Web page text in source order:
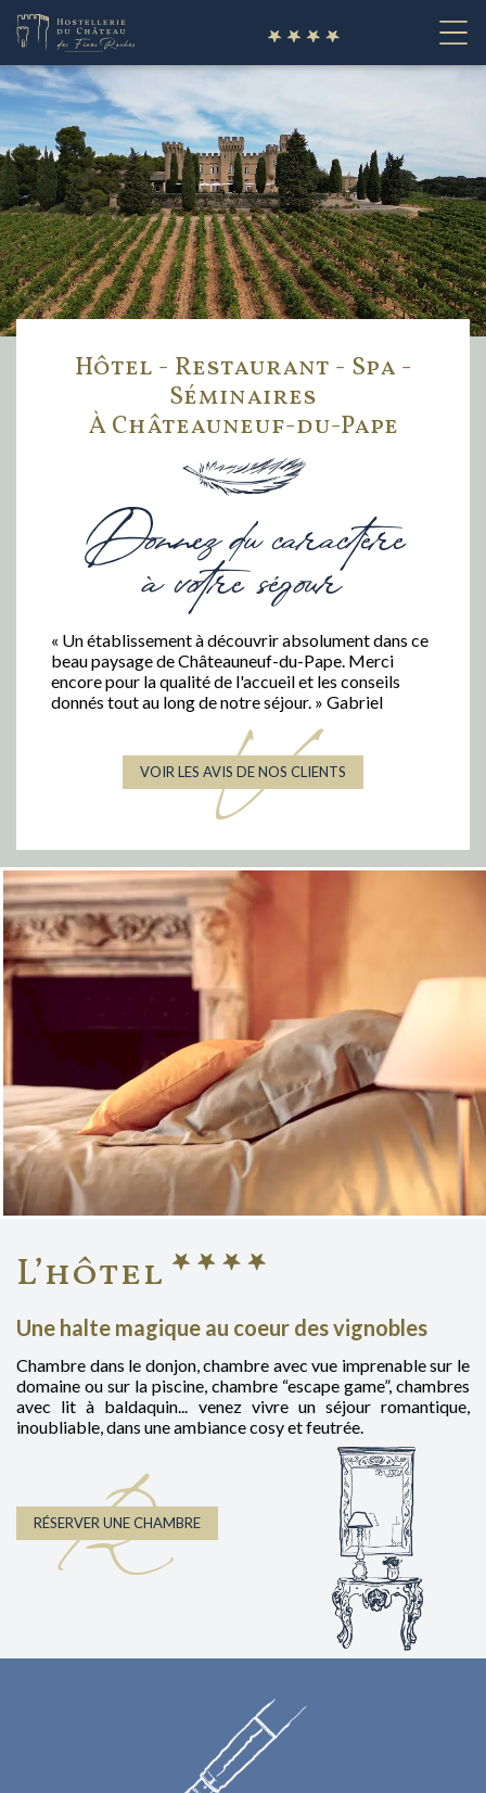
Hôtel - Restaurant - Spa -
Séminaires
À Châteauneuf-du-Pape
Donnez du caractère
à votre séjour
« Un établissement à découvrir absolument dans ce
beau paysage de Châteauneuf-du-Pape. Merci
encore pour la qualité de l'accueil et les conseils
donnés tout au long de notre séjour. » Gabriel
V
VOIR LES AVIS DE NOS CLIENTS
L’hôtel
Une halte magique au coeur des vignobles
Chambre dans le donjon, chambre avec vue imprenable sur le
domaine ou sur la piscine, chambre “escape game”, chambres
avec lit à baldaquin... venez vivre un séjour romantique,
inoubliable, dans une ambiance cosy et feutrée.
R
RÉSERVER UNE CHAMBRE